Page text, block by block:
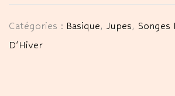
Catégories : Basique, Jupes, Songes
D'Hiver